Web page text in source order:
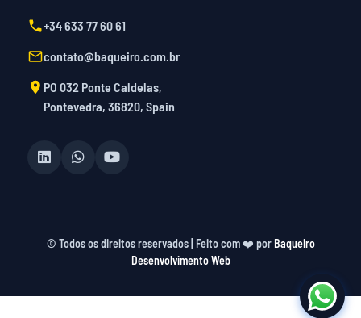
+34 633 77 60 61
contato@baqueiro.com.br
PO 032 Ponte Caldelas,
Pontevedra, 36820, Spain
© Todos os direitos reservados | Feito com ❤️ porBaqueiro
Desenvolvimento Web